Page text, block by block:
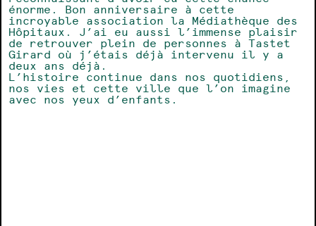
énorme. Bon anniversaire à cette
incroyable association la Médiathèque des
Hôpitaux. J’ai eu aussi l’immense plaisir
de retrouver plein de personnes à Tastet
Girard où j’étais déjà intervenu il y a
deux ans déjà.
L’histoire continue dans nos quotidiens,
nos vies et cette ville que l’on imagine
avec nos yeux d’enfants.